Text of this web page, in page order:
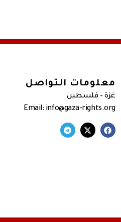
معلومات التواصل
غزة – فلسطين
Email: info@gaza-rights.org